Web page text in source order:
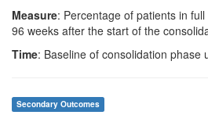
Measure: Percentage of patients in
96 weeks after the start of the
Time: Baseline of consolidation phase
Secondary Outcomes